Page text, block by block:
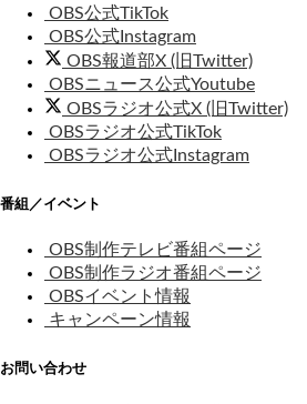
OBS公式TikTok
OBS公式Instagram
OBS報道部X (旧Twitter)
OBSニュース公式Youtube
OBSラジオ公式X (旧Twitter)
OBSラジオ公式TikTok
OBSラジオ公式Instagram
番組／イベント
OBS制作テレビ番組ページ
OBS制作ラジオ番組ページ
OBSイベント情報
キャンペーン情報
お問い合わせ